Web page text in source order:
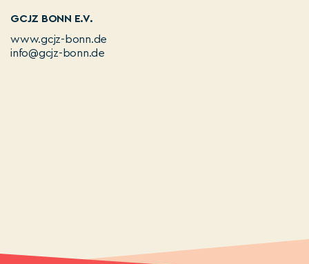
GCJZ BONN E.V.
www.gcjz-bonn.de
info@gcjz-bonn.de